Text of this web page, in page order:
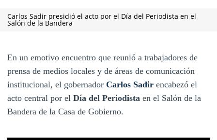
Carlos Sadir presidió el acto por el Día del Periodista en el
Salón de la Bandera
En un emotivo encuentro que reunió a trabajadores de
prensa de medios locales y de áreas de comunicación
institucional, el gobernador Carlos Sadir encabezó el
acto central por el Día del Periodista en el Salón de la
Bandera de la Casa de Gobierno.